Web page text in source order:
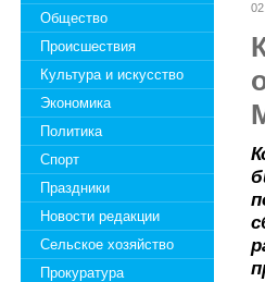
Общество
Происшествия
Культура и искусство
Экономика
Политика
Спорт
Праздники
Новости редакции
Сельское хозяйство
Прокуратура